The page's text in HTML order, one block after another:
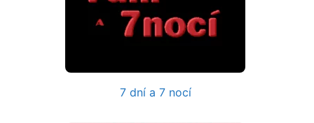
7 dní a 7 nocí